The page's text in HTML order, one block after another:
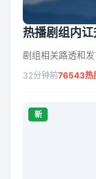
热播剧组内
剧组相关路透和
32分钟前76543热
新